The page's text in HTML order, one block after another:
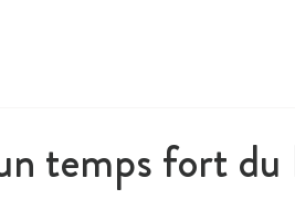
temps fort du